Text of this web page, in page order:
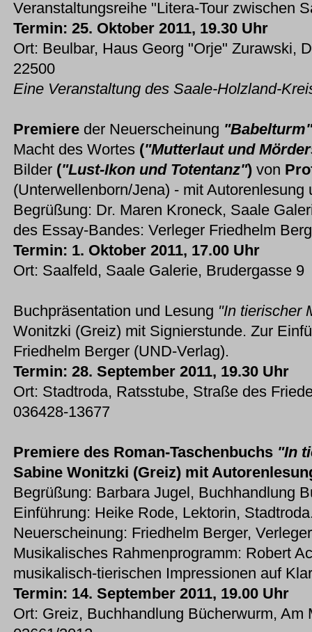
Veranstaltungsreihe "Litera-Tour zwischen
Termin: 25. Oktober 2011, 19.30 Uhr
Ort: Beulbar, Haus Georg "Orje" Zurawski,
22500
Eine Veranstaltung des Saale-Holzland-
Premiere der Neuerscheinung "Babelturm"
Macht des Wortes ("Mutterlaut und
Bilder ("Lust-Ikon und Totentanz") von
(Unterwellenborn/Jena) - mit Autorenlesung
Begrüßung: Dr. Maren Kroneck, Saale
des Essay-Bandes: Verleger Friedhelm
Termin: 1. Oktober 2011, 17.00 Uhr
Ort: Saalfeld, Saale Galerie, Brudergasse 9
Buchpräsentation und Lesung "In tierischer
Wonitzki (Greiz) mit Signierstunde. Zur
Friedhelm Berger (UND-Verlag).
Termin: 28. September 2011, 19.30 Uhr
Ort: Stadtroda, Ratsstube, Straße des
036428-13677
Premiere des Roman-Taschenbuchs "In
Sabine Wonitzki (Greiz) mit
Begrüßung: Barbara Jugel, Buchhandlung
Einführung: Heike Rode, Lektorin,
Neuerscheinung: Friedhelm Berger,
Musikalisches Rahmenprogramm: Robert
musikalisch-tierischen Impressionen auf
Termin: 14. September 2011, 19.00 Uhr
Ort: Greiz, Buchhandlung Bücherwurm, Am